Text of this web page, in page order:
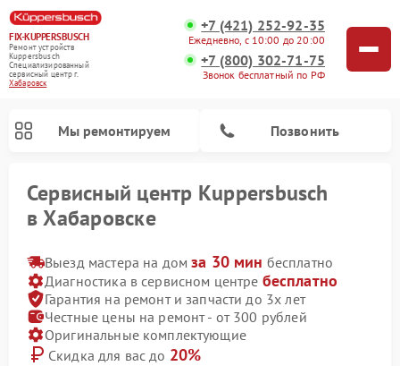
FIX-KUPPERSBUSCH
Ремонт устройств
Kuppersbusch
Специализированный
cервисный центр г.
Хабаровск
+7 (421) 252-92-35
Ежедневно, с 10:00 до 20:00
+7 (800) 302-71-75
Звонок бесплатный по РФ
Мы ремонтируем Позвонить
Сервисный центр Kuppersbusch
в Хабаровске
Выезд мастера на домза 30 мин бесплатно
Диагностика в сервисном центре бесплатно
Гарантия на ремонт и запчасти до 3х лет
Честные цены на ремонт - от 300 рублей
Оригинальные комплектующие
Скидка для вас до 20%